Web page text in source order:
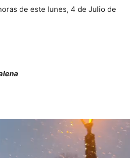
disminuir
de este lunes, 4 de Julio de